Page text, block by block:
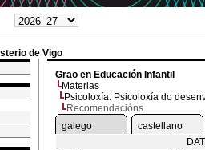
de Vigo
Grao en Educación Infantil
Materias
Psicoloxía: Psicoloxía do
Recomendacións
galego
castellano